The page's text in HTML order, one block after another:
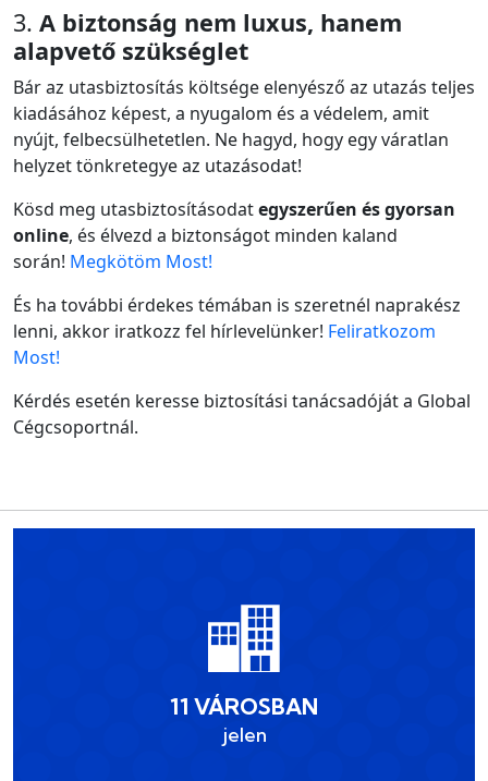
3. A biztonság nem luxus, hanem
alapvető szükséglet
Bár az utasbiztosítás költsége elenyésző az utazás teljes
kiadásához képest, a nyugalom és a védelem, amit
nyújt, felbecsülhetetlen. Ne hagyd, hogy egy váratlan
helyzet tönkretegye az utazásodat!
Kösd meg utasbiztosításodategyszerűen és gyorsan
online, és élvezd a biztonságot minden kaland
során! Megkötöm Most!
És ha további érdekes témában is szeretnél naprakész
lenni, akkor iratkozz fel hírlevelünker! Feliratkozom
Most!
Kérdés esetén keresse biztosítási tanácsadóját a Global
Cégcsoportnál.
11 VÁROSBAN
jelen